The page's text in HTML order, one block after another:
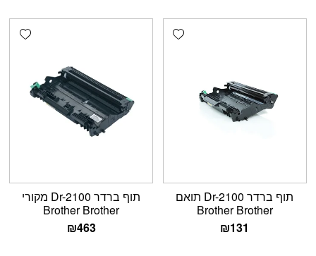
Add wishlist
תוף ברדר Dr-2100 תואם
Brother Brother
₪131
תוף ברדר Dr-2100 מקורי
Brother Brother
₪463